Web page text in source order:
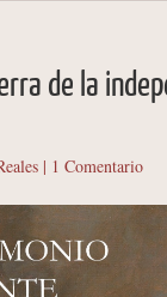
de la
| 1 Comentario